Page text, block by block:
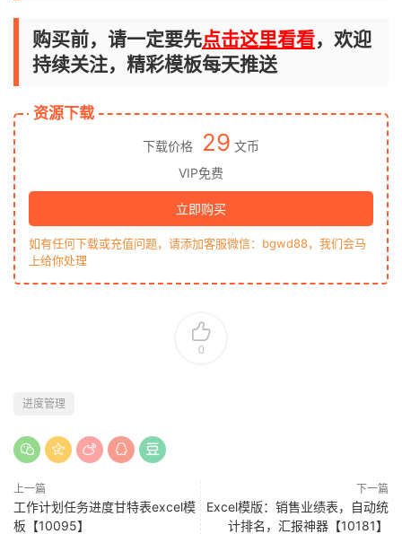
购买前，请一定要先点击这里看看，欢迎
持续关注，精彩模板每天推送
资源下载
下载价格 29 文币
VIP免费
立即购买
如有任何下载或充值问题，请添加客服微信：bgwd88，我们会马
上给你处理
0
进度管理
上一篇
工作计划任务进度甘特表excel模
板【10095】
下一篇
Excel模版：销售业绩表，自动统
计排名，汇报神器【10181】